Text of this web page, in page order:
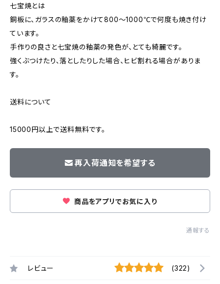
七宝焼とは
銅板に、ガラスの釉薬をかけて800〜1000℃で何度も焼き付け
ています。
手作りの良さと七宝焼の釉薬の発色が、とても綺麗です。
強くぶつけたり、落としたりした場合、ヒビ割れる場合がありま
す。
送料について
15000円以上で送料無料です。
再入荷通知を希望する
商品をアプリでお気に入り
通報する
レビュー (322)